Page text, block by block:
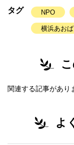
タグ NPO
横浜あおば
関連する記事があり
よ